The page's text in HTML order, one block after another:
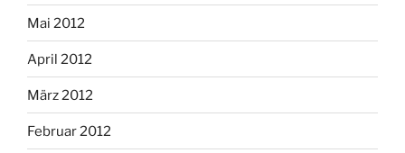
Mai 2012
April 2012
März 2012
Februar 2012